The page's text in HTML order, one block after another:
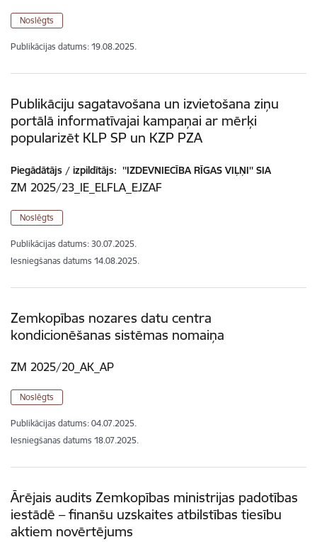
Noslēgts
Publikācijas datums: 19.08.2025.
Publikāciju sagatavošana un izvietošana ziņu
portālā informatīvajai kampaņai ar mērķi
popularizēt KLP SP un KZP PZA
Piegādātājs / izpildītājs: ''IZDEVNIECĪBA RĪGAS VIĻŅI'' SIA
ZM 2025/23_IE_ELFLA_EJZAF
Noslēgts
Publikācijas datums: 30.07.2025.
Iesniegšanas datums 14.08.2025.
Zemkopības nozares datu centra
kondicionēšanas sistēmas nomaiņa
ZM 2025/20_AK_AP
Noslēgts
Publikācijas datums: 04.07.2025.
Iesniegšanas datums 18.07.2025.
Ārējais audits Zemkopības ministrijas padotības
iestādē – finanšu uzskaites atbilstības tiesību
aktiem novērtējums